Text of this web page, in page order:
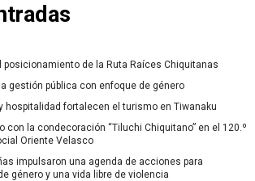
posicionamiento de la Ruta Raíces Chiquitanas
gestión pública con enfoque de género
hospitalidad fortalecen el turismo en Tiwanaku
con la condecoración “Tiluchi Chiquitano” en el 120.º
Oriente Velasco
impulsaron una agenda de acciones para
género y una vida libre de violencia